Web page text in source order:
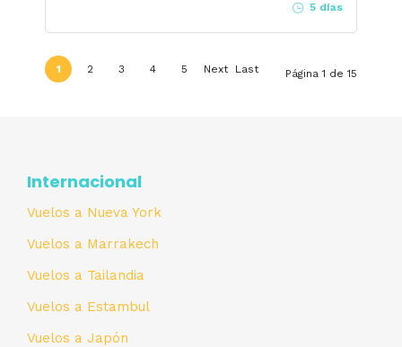
5 días
1 2 3 4 5 Next Last Página 1 de 15
Internacional
Vuelos a Nueva York
Vuelos a Marrakech
Vuelos a Tailandia
Vuelos a Estambul
Vuelos a Japón